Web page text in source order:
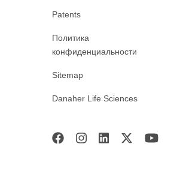
Patents
Политика
конфиденциальности
Sitemap
Danaher Life Sciences